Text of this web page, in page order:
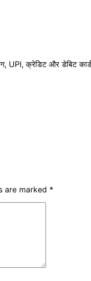
UPI, क्रेडिट और डेबिट
are marked *